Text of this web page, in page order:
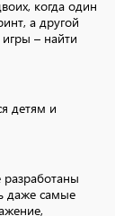
когда один
а другой
– найти
детям и
даже самые